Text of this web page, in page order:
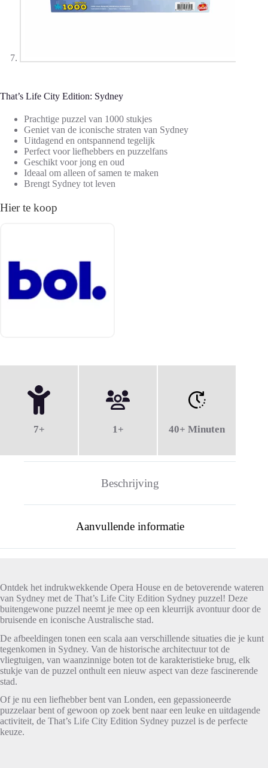
That’s Life City Edition: Sydney
Prachtige puzzel van 1000 stukjes
Geniet van de iconische straten van Sydney
Uitdagend en ontspannend tegelijk
Perfect voor liefhebbers en puzzelfans
Geschikt voor jong en oud
Ideaal om alleen of samen te maken
Brengt Sydney tot leven
Hier te koop
7+ 1+ 40+ Minuten
Beschrijving
Aanvullende informatie
Ontdek het indrukwekkende Opera House en de betoverende wateren
van Sydney met de That’s Life City Edition Sydney puzzel! Deze
buitengewone puzzel neemt je mee op een kleurrijk avontuur door de
bruisende en iconische Australische stad.
De afbeeldingen tonen een scala aan verschillende situaties die je kunt
tegenkomen in Sydney. Van de historische architectuur tot de
vliegtuigen, van waanzinnige boten tot de karakteristieke brug, elk
stukje van de puzzel onthult een nieuw aspect van deze fascinerende
stad.
Of je nu een liefhebber bent van Londen, een gepassioneerde
puzzelaar bent of gewoon op zoek bent naar een leuke en uitdagende
activiteit, de That’s Life City Edition Sydney puzzel is de perfecte
keuze.